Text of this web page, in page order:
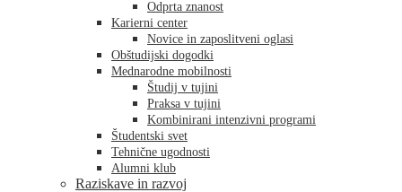
Odprta znanost
Karierni center
Novice in zaposlitveni oglasi
Obštudijski dogodki
Mednarodne mobilnosti
Študij v tujini
Praksa v tujini
Kombinirani intenzivni programi
Študentski svet
Tehnične ugodnosti
Alumni klub
Raziskave in razvoj